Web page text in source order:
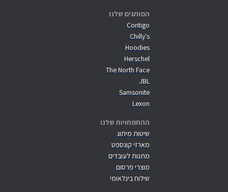
המותגים שלנו
Contigo
Chilly's
Hoodies
Herschel
The North Face
JBL
Samsonite
Lexon
ההתמחויות שלנו
שיטות מיתוג
מארזי קונספט
מתנות לעובדים
מוצרי פרסום
שילוח בינלאומי